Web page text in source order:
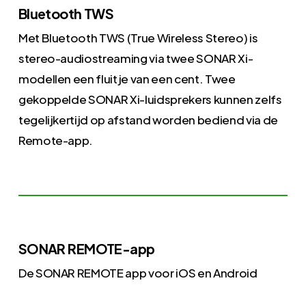
Bluetooth TWS
Met Bluetooth TWS (True Wireless Stereo) is
stereo-audiostreaming via twee SONAR Xi-
modellen een fluitje van een cent. Twee
gekoppelde SONAR Xi-luidsprekers kunnen zelfs
tegelijkertijd op afstand worden bediend via de
Remote-app.
SONAR REMOTE-app
De SONAR REMOTE app voor iOS en Android